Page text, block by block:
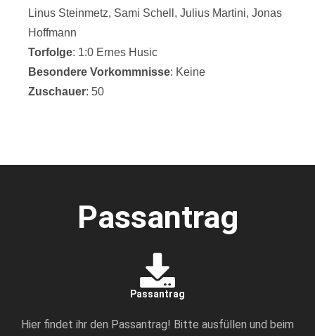
Linus Steinmetz, Sami Schell, Julius Martini, Jonas
Hoffmann
Torfolge: 1:0 Ernes Husic
Besondere Vorkommnisse: Keine
Zuschauer: 50
Passantrag
Passantrag
Hier findet ihr den Passantrag! Bitte ausfüllen und beim